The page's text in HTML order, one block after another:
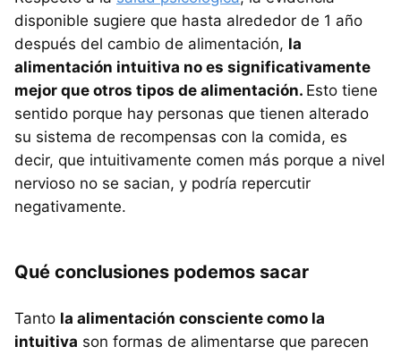
disponible sugiere que hasta alrededor de 1 año
después del cambio de alimentación, la
alimentación intuitiva no es significativamente
mejor que otros tipos de alimentación. Esto tiene
sentido porque hay personas que tienen alterado
su sistema de recompensas con la comida, es
decir, que intuitivamente comen más porque a nivel
nervioso no se sacian, y podría repercutir
negativamente.
Qué conclusiones podemos sacar
Tanto la alimentación consciente como la
intuitiva son formas de alimentarse que parecen